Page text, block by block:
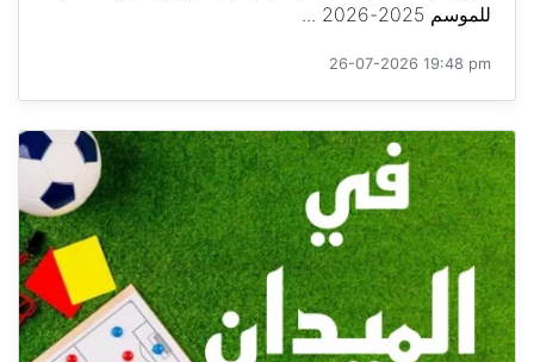
للموسم 2025-2026 ...
26-07-2026 19:48 pm